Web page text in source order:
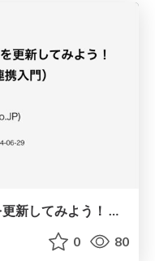
OSSを使って「自分の地図」を更新してみよう！ （QGIS・QField連携入門）
0 80